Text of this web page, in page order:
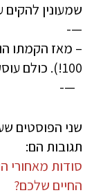
שמעונין
—-
100!). כולם עוסקים בנושא אחד- חיפוש עבודה.
—-
שני הפוסטים
תגובות הם:
סודות מאחורי
החיים שלכם?